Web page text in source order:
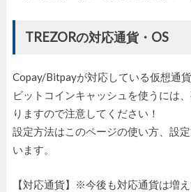
TREZORの対応通貨・OS
Copay/Bitpayが対応している仮想通貨
ビットコインキャッシュを使うには
りますので注意してください！
設定方法はこのページの使い方、設
います。
【対応通貨】※今後も対応通貨は増